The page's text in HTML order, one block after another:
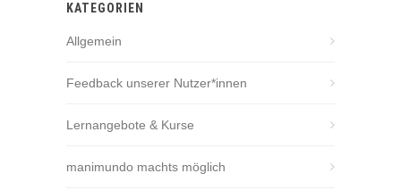
KATEGORIEN
Allgemein
Feedback unserer Nutzer*innen
Lernangebote & Kurse
manimundo machts möglich